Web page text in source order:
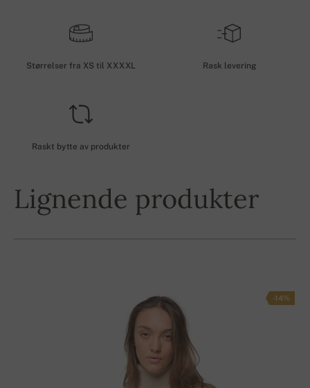
Størrelser fra XS til XXXXL Rask levering
Raskt bytte av produkter
Lignende produkter
-14%